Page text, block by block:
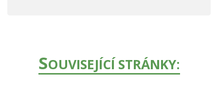
SOUVISEJÍCÍ STRÁNKY: